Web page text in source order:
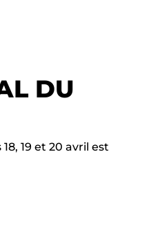
DU
19 et 20 avril est